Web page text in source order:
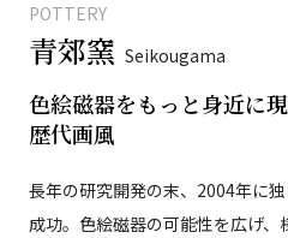
POTTERY
青郊窯 Seikougama
色絵磁器をもっと身近に
歴代画風
長年の研究開発の末、2004年に
成功。色絵磁器の可能性を広げ